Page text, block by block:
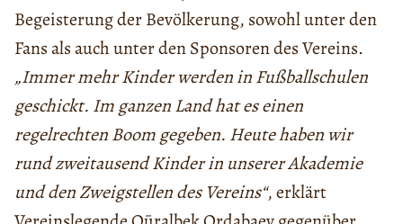
Begeisterung der Bevölkerung, sowohl unter den
Fans als auch unter den Sponsoren des Vereins.
„Immer mehr Kinder werden in Fußballschulen
geschickt. Im ganzen Land hat es einen
regelrechten Boom gegeben. Heute haben wir
rund zweitausend Kinder in unserer Akademie
und den Zweigstellen des Vereins“, erklärt